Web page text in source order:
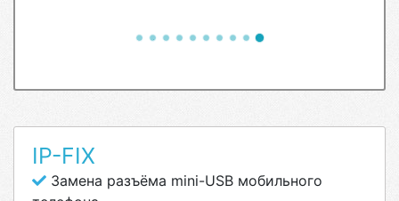
IP-FIX
Замена разъёма mini-USB мобильного